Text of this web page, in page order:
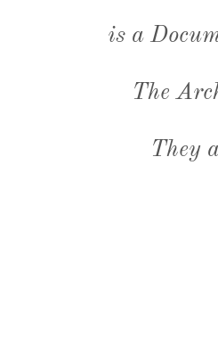
is a
The
They